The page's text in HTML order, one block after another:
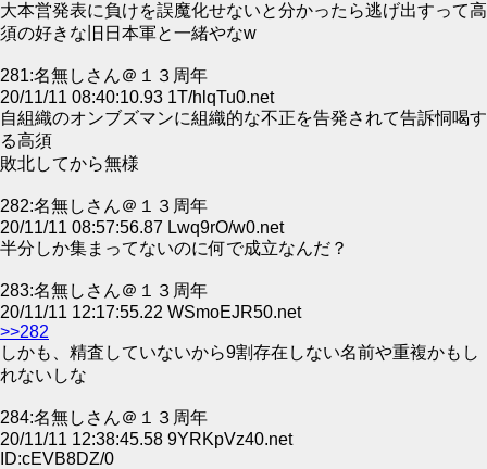
大本営発表に負けを誤魔化せないと分かったら逃げ出すって高
須の好きな旧日本軍と一緒やなw
281:名無しさん＠１３周年
20/11/11 08:40:10.93 1T/hlqTu0.net
自組織のオンブズマンに組織的な不正を告発されて告訴恫喝す
る高須
敗北してから無様
282:名無しさん＠１３周年
20/11/11 08:57:56.87 Lwq9rO/w0.net
半分しか集まってないのに何で成立なんだ？
283:名無しさん＠１３周年
20/11/11 12:17:55.22 WSmoEJR50.net
>>282
しかも、精査していないから9割存在しない名前や重複かもし
れないしな
284:名無しさん＠１３周年
20/11/11 12:38:45.58 9YRKpVz40.net
ID:cEVB8DZ/0